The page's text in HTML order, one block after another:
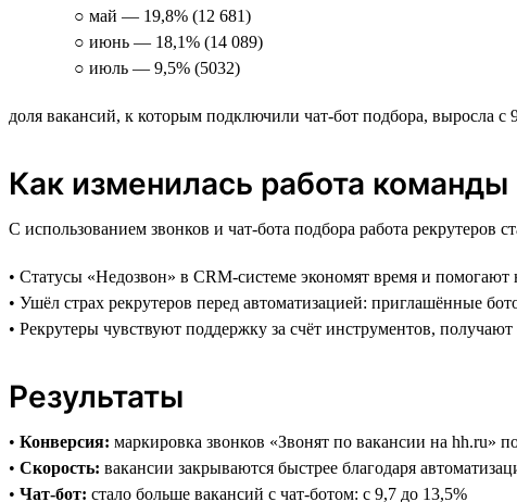
○ май — 19,8% (12 681)
○ июнь — 18,1% (14 089)
○ июль — 9,5% (5032)
доля вакансий, к которым подключили чат-бот подбора, выросла с
Как изменилась работа команды
С использованием звонков и чат-бота подбора работа рекрутеров
• Статусы «Недозвон» в CRM-системе экономят время и помогают
• Ушёл страх рекрутеров перед автоматизацией: приглашённые
• Рекрутеры чувствуют поддержку за счёт инструментов,
Результаты
• Конверсия: маркировка звонков «Звонят по вакансии на hh.ru»
• Скорость: вакансии закрываются быстрее благодаря
• Чат-бот: стало больше вакансий с чат-ботом: с 9,7 до 13,5%